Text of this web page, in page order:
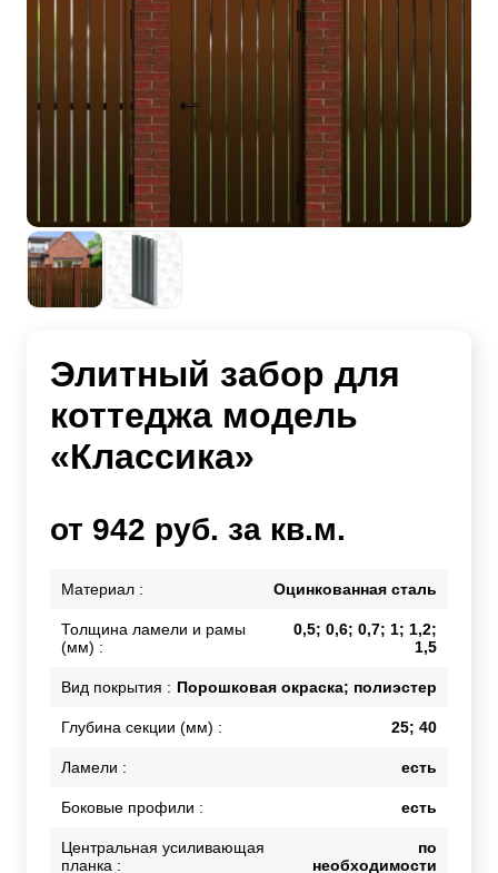
Элитный забор для
коттеджа модель
«Классика»
от 942 руб. за кв.м.
Материал : Оцинкованная сталь
Толщина ламели и рамы
(мм) :
0,5; 0,6; 0,7; 1; 1,2;
1,5
Вид покрытия : Порошковая окраска; полиэстер
Глубина секции (мм) : 25; 40
Ламели : есть
Боковые профили : есть
Центральная усиливающая
планка :
по
необходимости